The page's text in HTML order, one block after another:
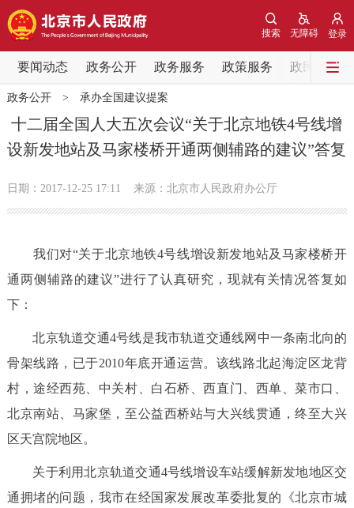
登录
无障碍
搜索
要闻动态 政务公开 政务服务 政策服务 政民互动
要闻动态
党中央精神 国务院信息
北京要闻 会议信息 部门动态
市领导 机构职能 政策服务
政务服务
便民服务 利企服务 投资项目
政务公开> 承办全国建议提案
十二届全国人大五次会议“关于北京地铁4号线增
设新发地站及马家楼桥开通两侧辅路的建议”答复
日期：2017-12-25 17:11 来源：北京市人民政府办公厅
我们对“关于北京地铁4号线增设新发地站及马家楼桥开
通两侧辅路的建议”进行了认真研究，现就有关情况答复如
下：
北京轨道交通4号线是我市轨道交通线网中一条南北向的
骨架线路，已于2010年底开通运营。该线路北起海淀区龙背
村，途经西苑、中关村、白石桥、西直门、西单、菜市口、
北京南站、马家堡，至公益西桥站与大兴线贯通，终至大兴
区天宫院地区。
关于利用北京轨道交通4号线增设车站缓解新发地地区交
通拥堵的问题，我市在经国家发展改革委批复的《北京市城